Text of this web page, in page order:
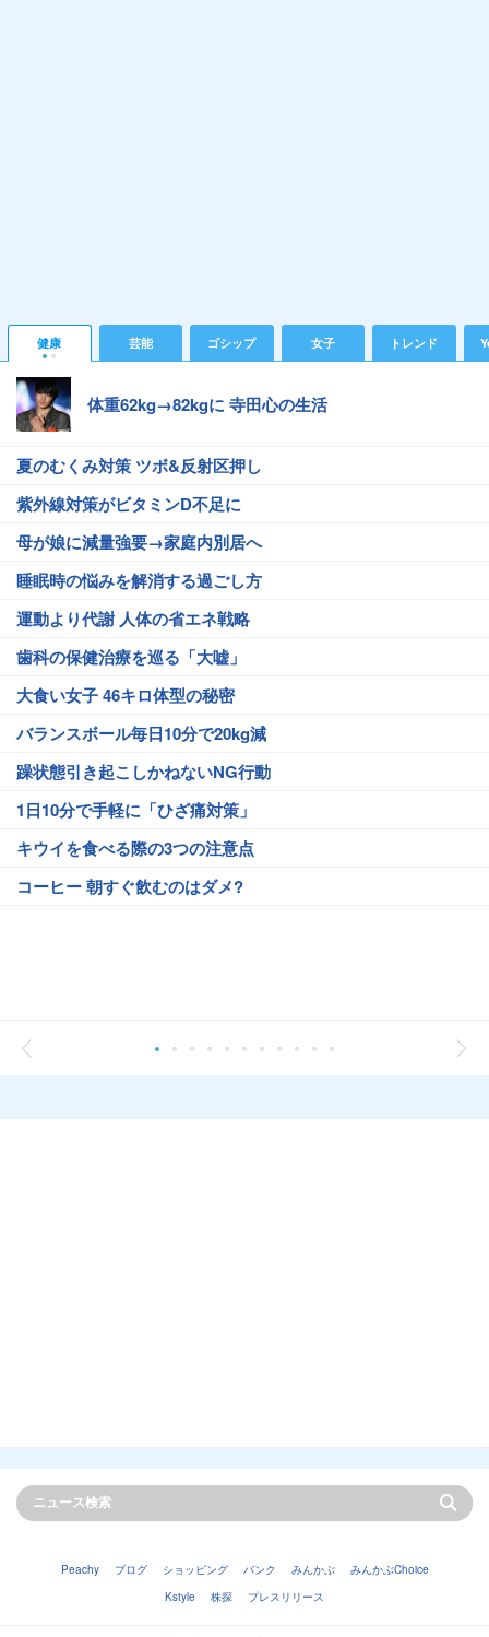
健康 芸能 ゴシップ 女子 トレンド
体重62kg→82kgに 寺田心の生活
夏のむくみ対策 ツボ&反射区押し
紫外線対策がビタミンD不足に
母が娘に減量強要→家庭内別居へ
睡眠時の悩みを解消する過ごし方
運動より代謝 人体の省エネ戦略
歯科の保健治療を巡る「大嘘」
大食い女子 46キロ体型の秘密
バランスボール毎日10分で20kg減
躁状態引き起こしかねないNG行動
1日10分で手軽に「ひざ痛対策」
キウイを食べる際の3つの注意点
コーヒー 朝すぐ飲むのはダメ?
Peachy ブログ ショッピング バンク みんかぶ
みんかぶChoice
Kstyle
株探 プレスリリース